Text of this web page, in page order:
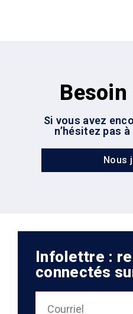
Besoin
Si vous avez
n’hésitez pas
Nous
Infolettre :
connectés